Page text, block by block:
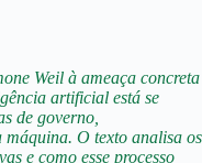
Weil à ameaça concreta
artificial está se
de governo,
O texto analisa os
e como esse processo